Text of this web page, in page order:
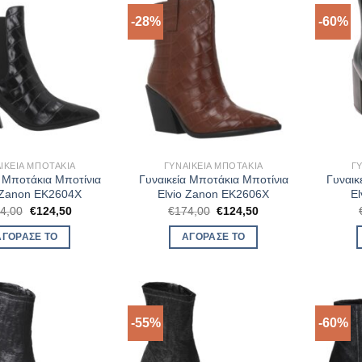
ΜΠΟΤΆΚΙΑ
Μποτάκια Μποτίνια
EK2604X
Original
was:
€174,00.
€124,50Η
ΤΟ
-28%
ΓΥΝΑΙΚΕΊΑ ΜΠΟΤΆΚΙΑ
Γυναικεία Μποτάκια Μποτίνια
Elvio Zanon EK2606X
€174,00 Original
was:
€174,00.
€124,50Η
ΑΓΌΡΑΣΈ ΤΟ
-60%
-55% -60%